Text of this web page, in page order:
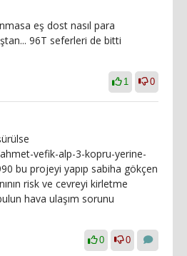
eş dost nasıl para
96T seferleri de bitti
1 0
vefik-alp-3-kopru-yerine-
bu projeyi yapıp sabiha gökçen
risk ve cevreyi kirletme
hava ulaşım sorunu
0 0